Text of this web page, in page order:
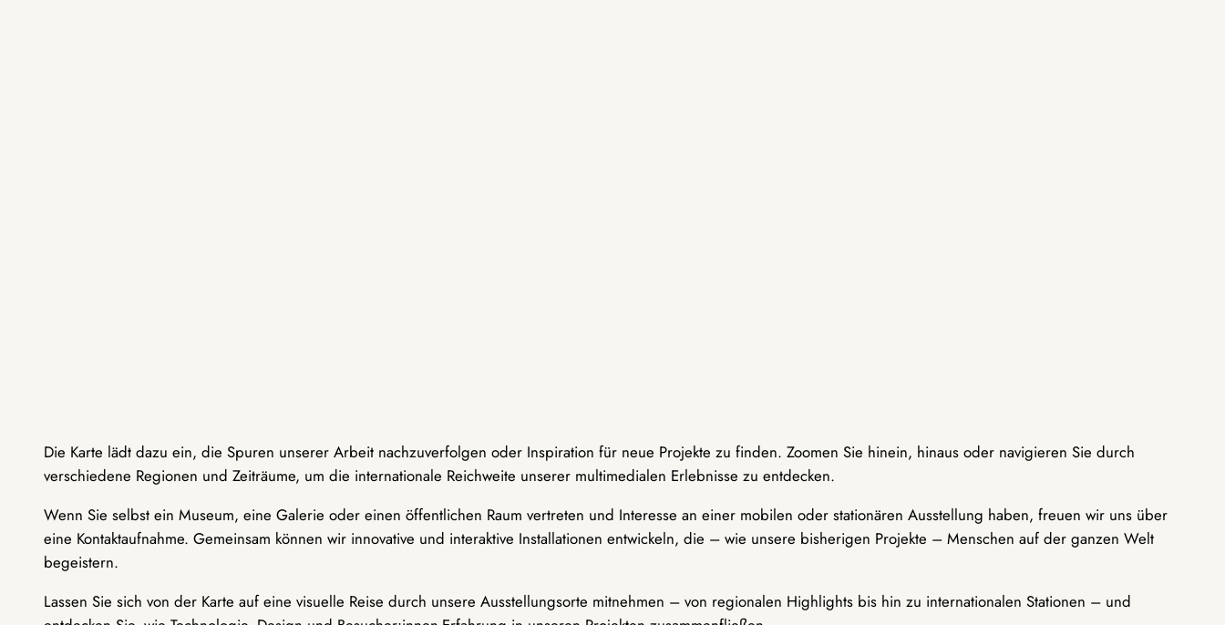
Die Karte lädt dazu ein, die Spuren unserer Arbeit nachzuverfolgen oder Inspiration für neue Projekte zu finden. Zoomen Sie hinein, hinaus oder navigieren Sie durch
verschiedene Regionen und Zeiträume, um die internationale Reichweite unserer multimedialen Erlebnisse zu entdecken.
Wenn Sie selbst ein Museum, eine Galerie oder einen öffentlichen Raum vertreten und Interesse an einer mobilen oder stationären Ausstellung haben, freuen wir uns über
eine Kontaktaufnahme. Gemeinsam können wir innovative und interaktive Installationen entwickeln, die – wie unsere bisherigen Projekte – Menschen auf der ganzen Welt
begeistern.
Lassen Sie sich von der Karte auf eine visuelle Reise durch unsere Ausstellungsorte mitnehmen – von regionalen Highlights bis hin zu internationalen Stationen – und